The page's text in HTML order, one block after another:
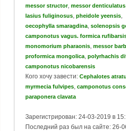
messor structor, messor denticulatus
lasius fuliginosus pheidole yeensis
oecophylla smaragdina solenopsis
camponotus vagus. formica
monomorium pharaonis messor
proformica mongolica polyrhachis
camponotus nicobarensis
Кого хочу завести: Cephalotes
myrmecia fulvipes camponotus
paraponera clavata
Зарегистрирован: 24-03-2019 в
Последний раз был на сайте: 26-